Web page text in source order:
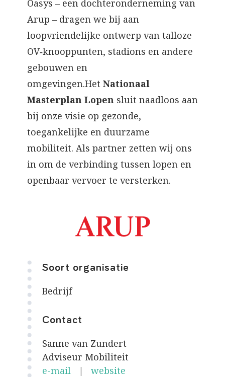
Oasys – een dochteronderneming van
Arup – dragen we bij aan
loopvriendelijke ontwerp van talloze
OV‑knooppunten, stadions en andere
gebouwen en
omgevingen.Het Nationaal
Masterplan Lopen sluit naadloos aan
bij onze visie op gezonde,
toegankelijke en duurzame
mobiliteit. Als partner zetten wij ons
in om de verbinding tussen lopen en
openbaar vervoer te versterken.
Soort organisatie
Bedrijf
Contact
Sanne van Zundert
Adviseur Mobiliteit
e-mail | website